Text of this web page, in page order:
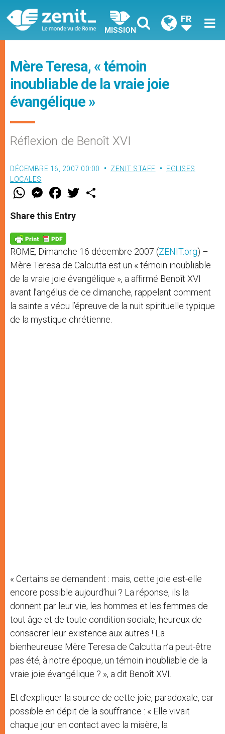
MISSION
FR
Mère Teresa, « témoin
inoubliable de la vraie joie
évangélique »
Réflexion de Benoît XVI
DÉCEMBRE 16, 2007 00:00 ZENIT STAFF
EGLISES
LOCALES
W
t
s
p
p
M
e
s
e
g
e
r
F
a
e
b
o
k
w
Share this Entry
ROME, Dimanche 16 décembre 2007 (ZENIT.org) –
Mère Teresa de Calcutta est un « témoin inoubliable
de la vraie joie évangélique », a affirmé Benoît XVI
avant l’angélus de ce dimanche, rappelant comment
la sainte a vécu l’épreuve de la nuit spirituelle typique
de la mystique chrétienne.
« Certains se demandent : mais, cette joie est-elle
encore possible aujourd’hui ? La réponse, ils la
donnent par leur vie, les hommes et les femmes de
tout âge et de toute condition sociale, heureux de
consacrer leur existence aux autres ! La
bienheureuse Mère Teresa de Calcutta n’a peut-être
pas été, à notre époque, un témoin inoubliable de la
vraie joie évangélique ? », a dit Benoît XVI.
Et d’expliquer la source de cette joie, paradoxale, car
possible en dépit de la souffrance : « Elle vivait
chaque jour en contact avec la misère, la